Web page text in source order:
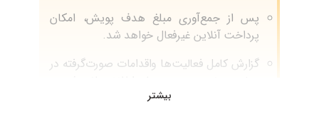
پس از جمع‌آوری مبلغ هدف پویش، امکان
پرداخت آنلاین غیرفعال خواهد شد.
گزارش کامل فعالیت‌ها واقدامات صورت‌گرفته در
برای عموم در دسترس خواهد بود.
بیشتر